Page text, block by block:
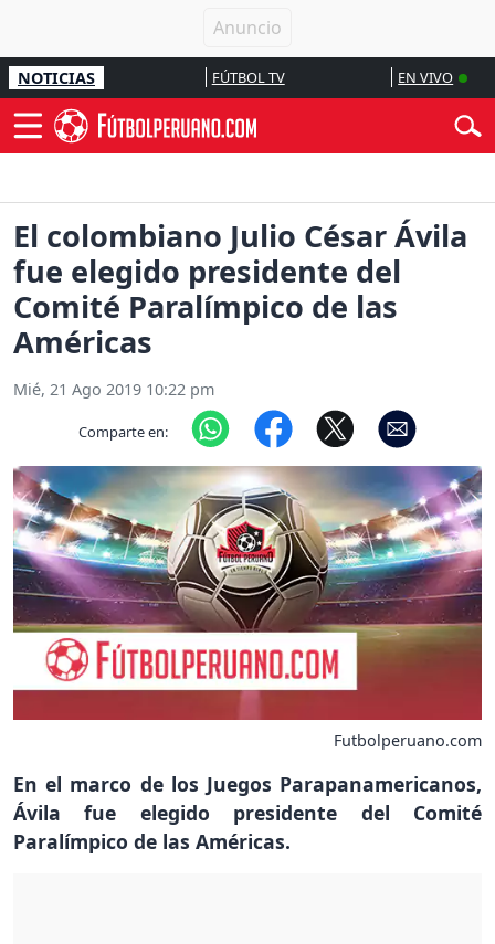
NOTICIAS FÚTBOL TV EN VIVO
El colombiano Julio César Ávila
fue elegido presidente del
Comité Paralímpico de las
Américas
Mié, 21 Ago 2019 10:22 pm
Comparte en:
Futbolperuano.com
En el marco de los Juegos Parapanamericanos,
Ávila fue elegido presidente del Comité
Paralímpico de las Américas.